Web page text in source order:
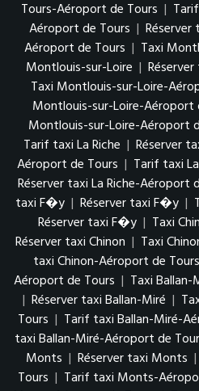
Tours-Aéroport de Tours |
Aéroport de Tours | Réserver
Aéroport de Tours | Taxi
Montlouis-sur-Loire |
Taxi Montlouis-sur-Loire-
Montlouis-sur-Loire-Aéroport
Montlouis-sur-Loire-Aéroport
Tarif taxi La Riche | Réserver
Aéroport de Tours | Tarif taxi
Réserver taxi La Riche-Aéroport
taxi F�y | Réserver taxi F�y |
Réserver taxi F�y | Taxi
Réserver taxi Chinon | Taxi
taxi Chinon-Aéroport de Tours
Aéroport de Tours | Taxi Ballan-
| Réserver taxi Ballan-Miré |
Tours | Tarif taxi Ballan-Miré-
taxi Ballan-Miré-Aéroport de
Monts | Réserver taxi Monts |
Tours | Tarif taxi Monts-